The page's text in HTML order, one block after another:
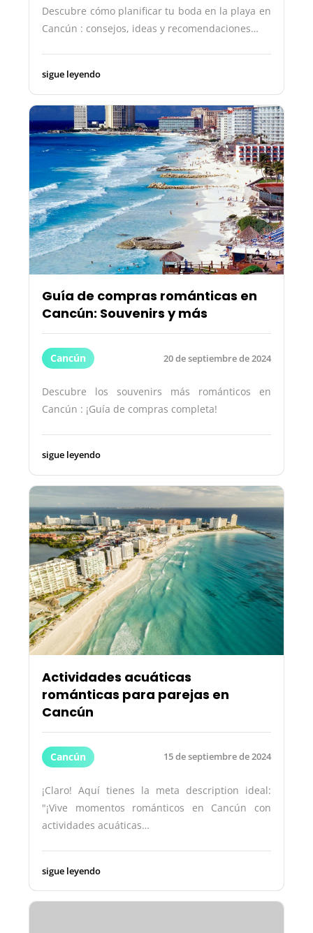
Descubre cómo planificar tu boda en la playa en
Cancún : consejos, ideas y recomendaciones…
sigue leyendo
Guía de compras románticas en
Cancún: Souvenirs y más
Cancún 20 de septiembre de 2024
Descubre los souvenirs más románticos en
Cancún : ¡Guía de compras completa!
sigue leyendo
Actividades acuáticas
románticas para parejas en
Cancún
Cancún 15 de septiembre de 2024
¡Claro! Aquí tienes la meta description ideal:
"¡Vive momentos románticos en Cancún con
actividades acuáticas…
sigue leyendo